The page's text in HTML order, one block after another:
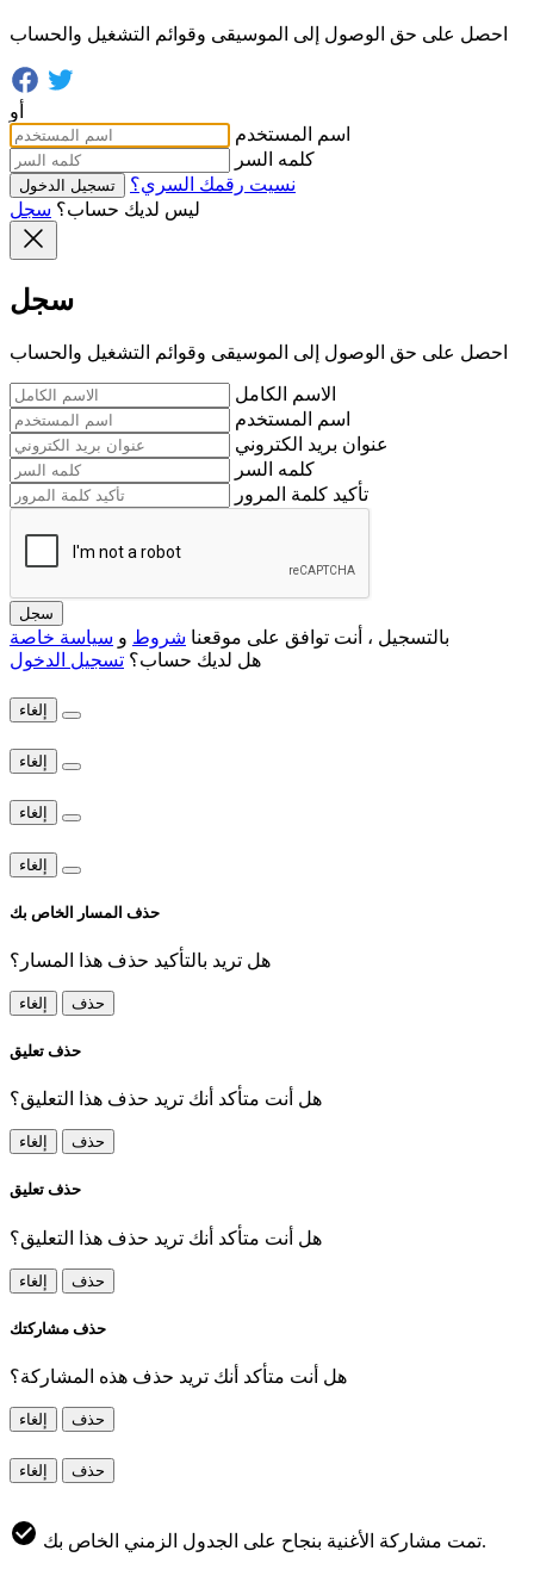
احصل على حق الوصول إلى الموسيقى وقوائم التشغيل والحساب
أو
اسم المستخدم
كلمه السر
تسجيل الدخول
نسيت رقمك السري؟
ليس لديك حساب؟ سجل
سجل
احصل على حق الوصول إلى الموسيقى وقوائم التشغيل والحساب
الاسم الكامل
اسم المستخدم
عنوان بريد الكتروني
كلمه السر
تأكيد كلمة المرور
سجل
بالتسجيل ، أنت توافق على موقعنا شروط و سياسة خاصة
هل لديك حساب؟ تسجيل الدخول
إلغاء
إلغاء
إلغاء
إلغاء
حذف المسار الخاص بك
هل تريد بالتأكيد حذف هذا المسار؟
إلغاء حذف
حذف تعليق
هل أنت متأكد أنك تريد حذف هذا التعليق؟
إلغاء حذف
حذف تعليق
هل أنت متأكد أنك تريد حذف هذا التعليق؟
إلغاء حذف
حذف مشاركتك
هل أنت متأكد أنك تريد حذف هذه المشاركة؟
إلغاء حذف
إلغاء حذف
تمت مشاركة الأغنية بنجاح على الجدول الزمني الخاص بك.